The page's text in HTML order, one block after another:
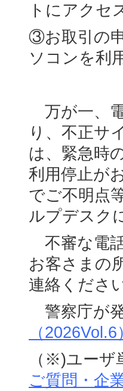
トにアクセ
③お取引の
ソコンを利
万が一、
り、不正サ
は、緊急時
利用停止が
でご不明点
ルプデスク
不審な電
お客さまの
連絡くださ
警察庁が
（2026Vol.6
（※)ユーザ
ご質問・企